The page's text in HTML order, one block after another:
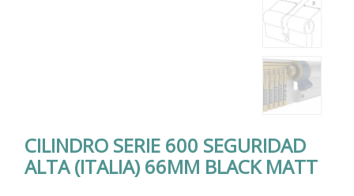
CILINDRO SERIE 600 SEGURIDAD
ALTA (ITALIA) 66MM BLACK MATT